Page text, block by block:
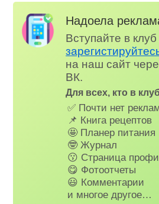
Надоела
Вступайте в
на наш сайт
ВК.
Для всех, кто в
✅ Почти нет
📌 Книга рецептов
🤩 Планер питания
🤓 Журнал
😗 Страница
😋 Фотоотчеты
😃 Комментарии
и многое другое…